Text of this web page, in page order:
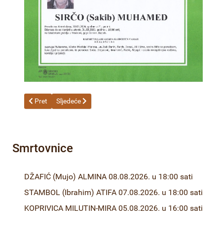
Prethodni članak: ŠĆEPANOVIĆ (Jaroslav) MARIJA
Pret Sljedeći članak: ALIMANOVIĆ (Arif) ASIM-Tarzo
Sljedeće
Smrtovnice
DŽAFIĆ (Mujo) ALMINA 08.08.2026. u 18:00 sati
STAMBOL (Ibrahim) ATIFA 07.08.2026. u 18:00 sati
KOPRIVICA MILUTIN-MIRA 05.08.2026. u 16:00 sati